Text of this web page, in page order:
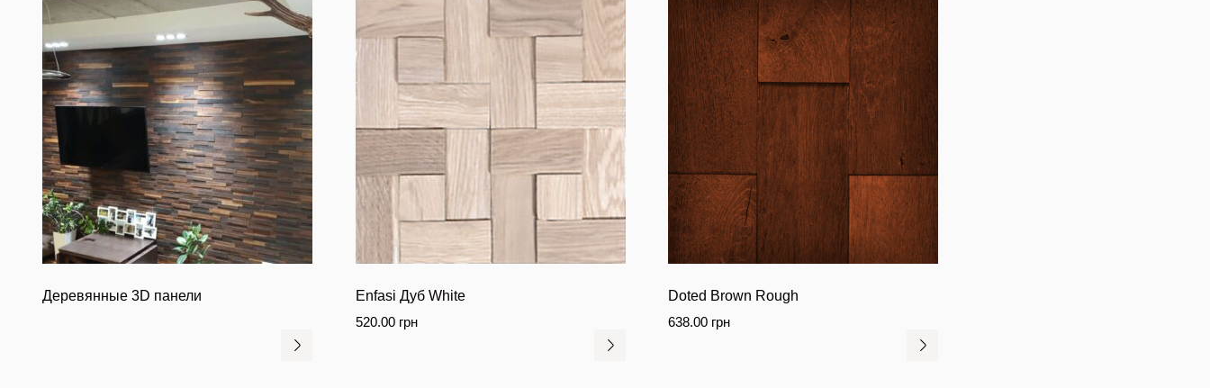
Деревянные 3D панели
Enfasi Дуб White
520.00 грн
Doted Brown Rough
638.00 грн